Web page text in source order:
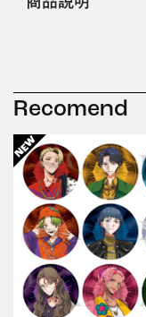
Recomend